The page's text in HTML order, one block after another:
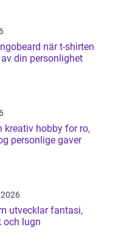
när t-shirten
din personlighet
personlige gaver
utvecklar fantasi,
och lugn